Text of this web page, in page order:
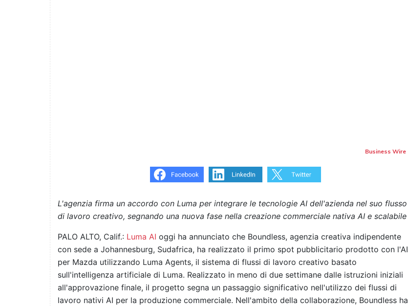
Business Wire
L'agenzia firma un accordo con Luma per integrare le tecnologie AI dell'azienda nel suo flusso
di lavoro creativo, segnando una nuova fase nella creazione commerciale nativa AI e scalabile
PALO ALTO, Calif.: Luma AI oggi ha annunciato che Boundless, agenzia creativa indipendente
con sede a Johannesburg, Sudafrica, ha realizzato il primo spot pubblicitario prodotto con l'AI
per Mazda utilizzando Luma Agents, il sistema di flussi di lavoro creativo basato
sull'intelligenza artificiale di Luma. Realizzato in meno di due settimane dalle istruzioni iniziali
all'approvazione finale, il progetto segna un passaggio significativo nell'utilizzo dei flussi di
lavoro nativi AI per la produzione commerciale. Nell'ambito della collaborazione, Boundless ha